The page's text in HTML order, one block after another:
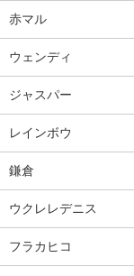
赤マル
ウェンディ
ジャスパー
レインボウ
鎌倉
ウクレレデニス
フラカヒコ